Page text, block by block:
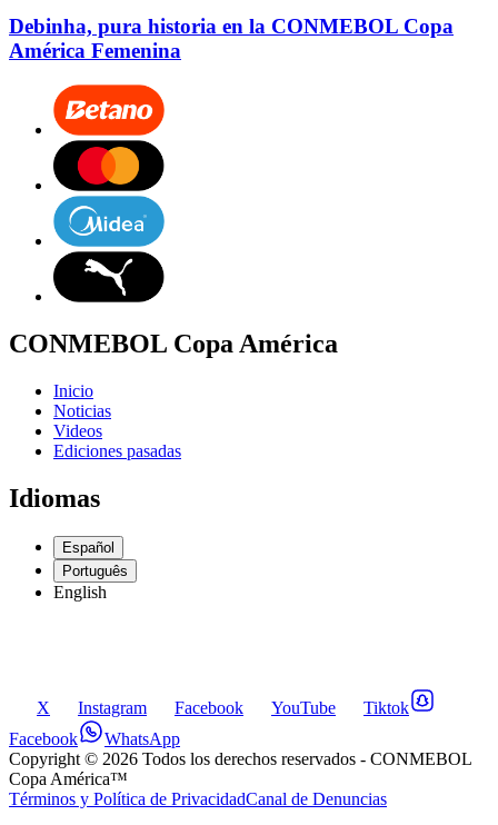
Debinha, pura historia en la CONMEBOL Copa
América Femenina
CONMEBOL Copa América
Inicio
Noticias
Videos
Ediciones pasadas
Idiomas
Español
Português
English
X Instagram Facebook YouTube
Tiktok
Facebook
WhatsApp
Copyright © 2026 Todos los derechos reservados - CONMEBOL
Copa América™
Términos y Política de PrivacidadCanal de Denuncias